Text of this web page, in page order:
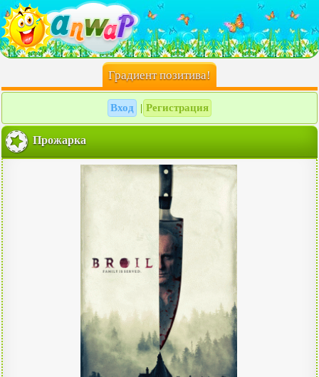
Градиент позитива!
Вход Регистрация
Прожарка